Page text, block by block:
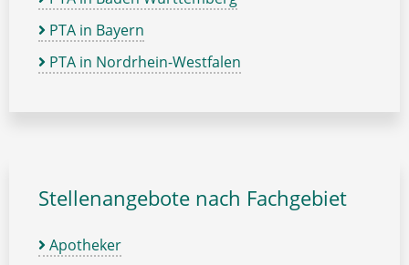
PTA in Bayern
PTA in Nordrhein-Westfalen
Stellenangebote nach Fachgebiet
Apotheker